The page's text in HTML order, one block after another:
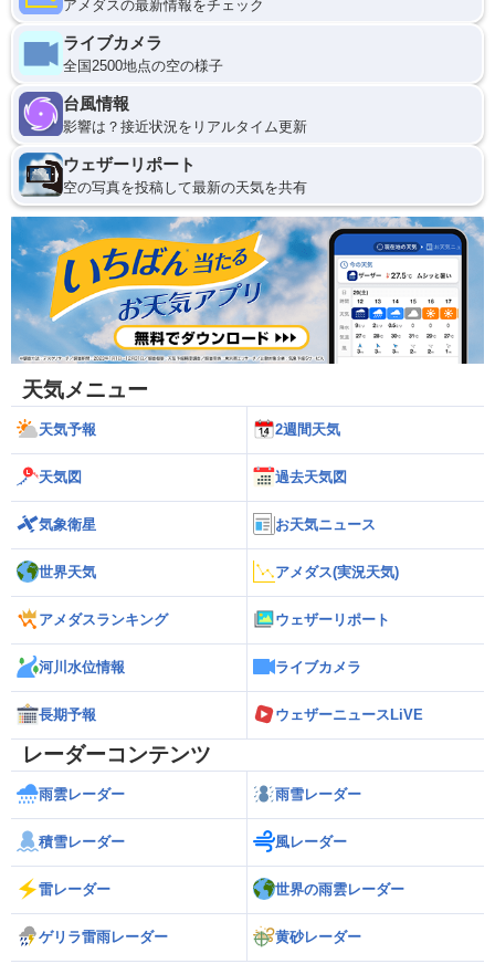
アメダスの最新情報をチェック
ライブカメラ
全国2500地点の空の様子
台風情報
影響は？接近状況をリアルタイム更新
ウェザーリポート
空の写真を投稿して最新の天気を共有
天気メニュー
天気予報 2週間天気
天気図 過去天気図
気象衛星 お天気ニュース
世界天気 アメダス(実況天気)
アメダスランキング ウェザーリポート
河川水位情報 ライブカメラ
長期予報 ウェザーニュースLiVE
レーダーコンテンツ
雨雲レーダー 雨雪レーダー
積雪レーダー 風レーダー
雷レーダー 世界の雨雲レーダー
ゲリラ雷雨レーダー 黄砂レーダー